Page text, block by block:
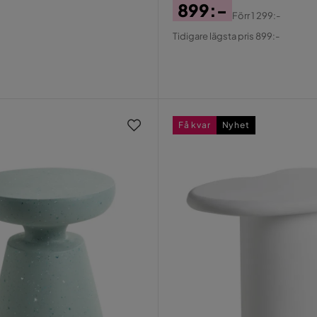
Pris
899:-
Original
Förr1 299:-
Tidigare lägsta pris 899:-
Få kvar Nyhet